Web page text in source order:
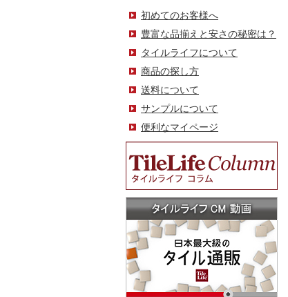
初めてのお客様へ
豊富な品揃えと安さの秘密は？
タイルライフについて
商品の探し方
送料について
サンプルについて
便利なマイページ